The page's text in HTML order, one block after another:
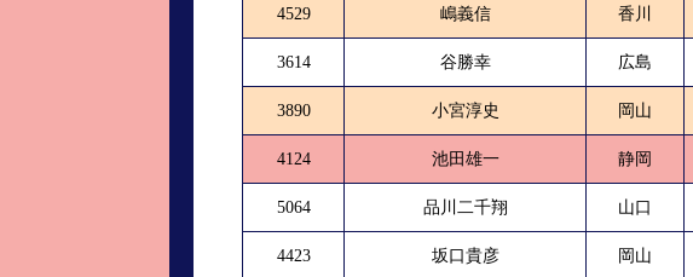
4529 嶋義信 香川
3614 谷勝幸 広島
3890 小宮淳史 岡山
4124 池田雄一 静岡
5064 品川二千翔 山口
4423 坂口貴彦 岡山